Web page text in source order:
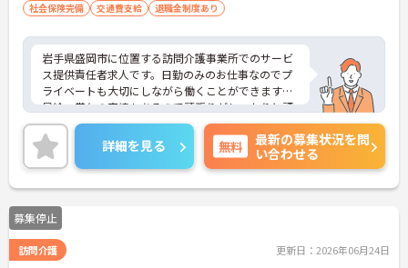
社会保険完備
交通費支給 退職金制度あり
岩手県盛岡市に位置する訪問介護事業所でのサービ
ス提供責任者求人です。日勤のみのお仕事なのでプ
ライベートも大切にしながら働くことができます。
昇給・賞与の実績もあるので頑張りがしっかりと評
価される環境です。ご興味のある方には、面接対策
ポイント等、さらに詳細をお話ししますのでお気軽
にご相談ください！
詳細を見る 無料
最新の募集状況を問
い合わせる
募集停止
訪問介護 更新日：2026年06月24日